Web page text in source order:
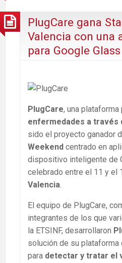
PlugCare gana
Valencia con una
para Google Glass
PlugCare, una plataforma
enfermedades a través
sido el proyecto ganador
Weekend centrado en
dispositivo inteligente de
celebrado entre el 11 y el
Valencia.
El equipo de PlugCare,
integrantes de los que
la ETSINF, desarrollaron
solución de su plataforma
para detectar y tratar el